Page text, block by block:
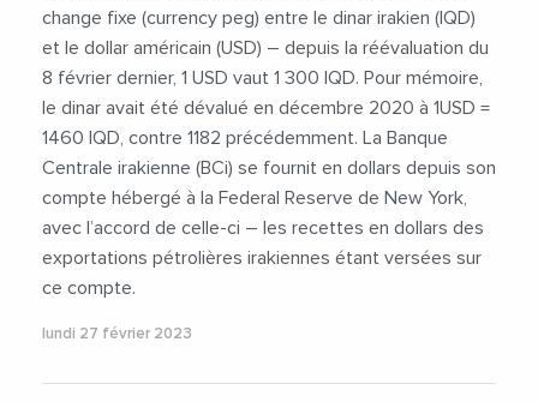
change fixe (currency peg) entre le dinar irakien (IQD)
et le dollar américain (USD) – depuis la réévaluation du
8 février dernier, 1 USD vaut 1 300 IQD. Pour mémoire,
le dinar avait été dévalué en décembre 2020 à 1USD =
1460 IQD, contre 1182 précédemment. La Banque
Centrale irakienne (BCi) se fournit en dollars depuis son
compte hébergé à la Federal Reserve de New York,
avec l’accord de celle-ci – les recettes en dollars des
exportations pétrolières irakiennes étant versées sur
ce compte.
lundi 27 février 2023